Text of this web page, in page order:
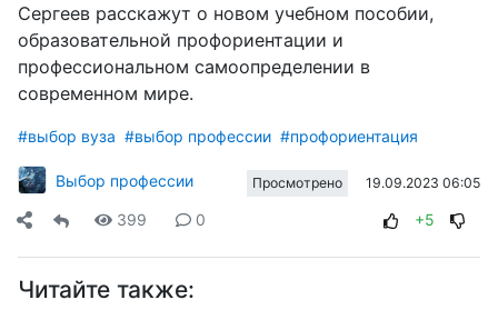
Сергеев расскажут о новом учебном пособии,
образовательной профориентации и
профессиональном самоопределении в
современном мире.
#выбор вуза #выбор профессии #профориентация
Выбор профессии Просмотрено 19.09.2023 06:05
399 0 +5
Читайте также: